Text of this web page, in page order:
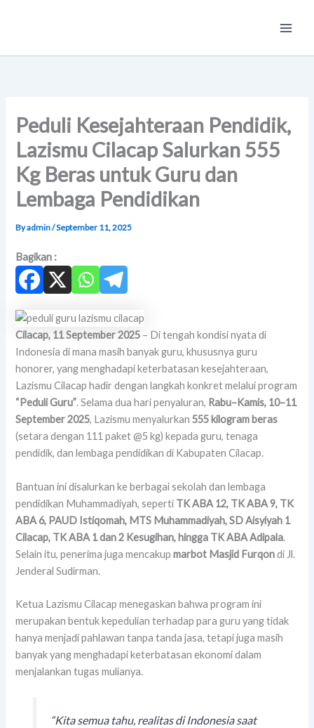
Menu
Peduli Kesejahteraan Pendidik,
Lazismu Cilacap Salurkan 555
Kg Beras untuk Guru dan
Lembaga Pendidikan
Byadmin/September 11, 2025
Bagikan :
Cilacap, 11 September 2025 – Di tengah kondisi nyata di
Indonesia di mana masih banyak guru, khususnya guru
honorer, yang menghadapi keterbatasan kesejahteraan,
Lazismu Cilacap hadir dengan langkah konkret melalui program
“Peduli Guru”. Selama dua hari penyaluran, Rabu–Kamis, 10–11
September 2025, Lazismu menyalurkan555 kilogram beras
(setara dengan 111 paket @5 kg) kepada guru, tenaga
pendidik, dan lembaga pendidikan di Kabupaten Cilacap.
Bantuan ini disalurkan ke berbagai sekolah dan lembaga
pendidikan Muhammadiyah, seperti TK ABA 12, TK ABA 9, TK
ABA 6, PAUD Istiqomah, MTS Muhammadiyah, SD Aisyiyah 1
Cilacap, TK ABA 1 dan 2 Kesugihan, hingga TK ABA Adipala.
Selain itu, penerima juga mencakupmarbot Masjid Furqondi Jl.
Jenderal Sudirman.
Ketua Lazismu Cilacap menegaskan bahwa program ini
merupakan bentuk kepedulian terhadap para guru yang tidak
hanya menjadi pahlawan tanpa tanda jasa, tetapi juga masih
banyak yang menghadapi keterbatasan ekonomi dalam
menjalankan tugas mulianya.
“Kita semua tahu, realitas di Indonesia saat